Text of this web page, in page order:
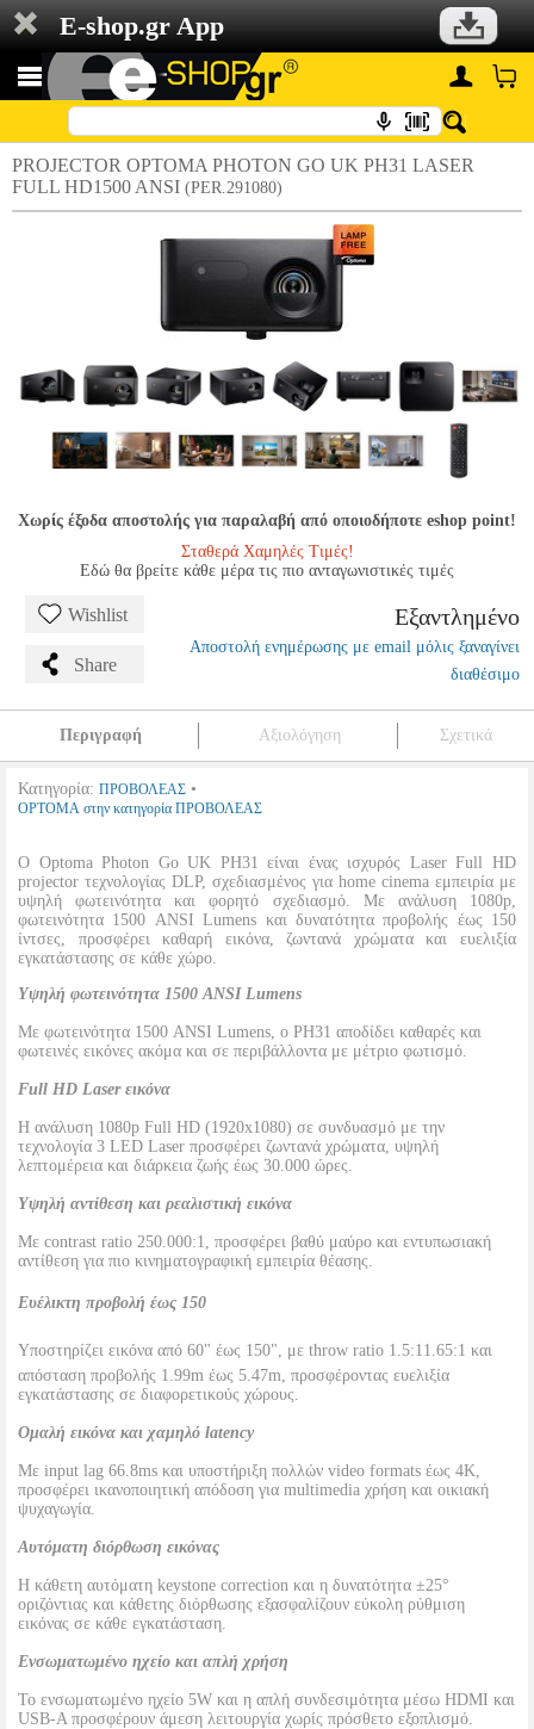
E-shop.gr App
PROJECTOR OPTOMA PHOTON GO UK PH31 LASER
FULL HD1500 ANSI (PER.291080)
Χωρίς έξοδα αποστολής για παραλαβή από οποιοδήποτε eshop point!
Σταθερά Χαμηλές Τιμές!
Εδώ θα βρείτε κάθε μέρα τις πιο ανταγωνιστικές τιμές
Wishlist
Share
Εξαντλημένο
Αποστολή ενημέρωσης με email μόλις ξαναγίνει
διαθέσιμο
Περιγραφή Αξιολόγηση Σχετικά
Κατηγορία: ΠΡΟΒΟΛΕΑΣ •
OPTOMA στην κατηγορία ΠΡΟΒΟΛΕΑΣ
Ο Optoma Photon Go UK PH31 είναι ένας ισχυρός Laser Full HD
projector τεχνολογίας DLP, σχεδιασμένος για home cinema εμπειρία με
υψηλή φωτεινότητα και φορητό σχεδιασμό. Με ανάλυση 1080p,
φωτεινότητα 1500 ANSI Lumens και δυνατότητα προβολής έως 150
ίντσες, προσφέρει καθαρή εικόνα, ζωντανά χρώματα και ευελιξία
εγκατάστασης σε κάθε χώρο.
Υψηλή φωτεινότητα 1500 ANSI Lumens
Με φωτεινότητα 1500 ANSI Lumens, ο PH31 αποδίδει καθαρές και
φωτεινές εικόνες ακόμα και σε περιβάλλοντα με μέτριο φωτισμό.
Full HD Laser εικόνα
Η ανάλυση 1080p Full HD (1920x1080) σε συνδυασμό με την
τεχνολογία 3 LED Laser προσφέρει ζωντανά χρώματα, υψηλή
λεπτομέρεια και διάρκεια ζωής έως 30.000 ώρες.
Υψηλή αντίθεση και ρεαλιστική εικόνα
Με contrast ratio 250.000:1, προσφέρει βαθύ μαύρο και εντυπωσιακή
αντίθεση για πιο κινηματογραφική εμπειρία θέασης.
Ευέλικτη προβολή έως 150
Υποστηρίζει εικόνα από 60" έως 150", με throw ratio 1.5:11.65:1 και
απόσταση προβολής 1.99m έως 5.47m, προσφέροντας ευελιξία
εγκατάστασης σε διαφορετικούς χώρους.
Ομαλή εικόνα και χαμηλό latency
Με input lag 66.8ms και υποστήριξη πολλών video formats έως 4K,
προσφέρει ικανοποιητική απόδοση για multimedia χρήση και οικιακή
ψυχαγωγία.
Αυτόματη διόρθωση εικόνας
Η κάθετη αυτόματη keystone correction και η δυνατότητα ±25°
οριζόντιας και κάθετης διόρθωσης εξασφαλίζουν εύκολη ρύθμιση
εικόνας σε κάθε εγκατάσταση.
Ενσωματωμένο ηχείο και απλή χρήση
Το ενσωματωμένο ηχείο 5W και η απλή συνδεσιμότητα μέσω HDMI και
USB-A προσφέρουν άμεση λειτουργία χωρίς πρόσθετο εξοπλισμό.